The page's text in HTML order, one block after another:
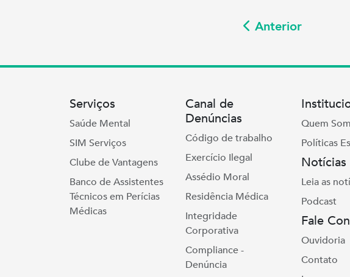
Anterior
Serviços
Saúde Mental
SIM Serviços
Clube de Vantagens
Banco de Assistentes
Técnicos em Perícias
Médicas
Canal de
Denúncias
Código de trabalho
Exercício Ilegal
Assédio Moral
Residência Médica
Integridade
Corporativa
Compliance -
Denúncia
Quem
Políticas
Notícias
Leia as
Podcast
Fale
Ouvidoria
Contato